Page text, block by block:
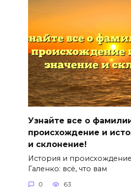
Узнайте все о
происхождение и
и склонение!
История и
Галенко: всё, что вам
0 63